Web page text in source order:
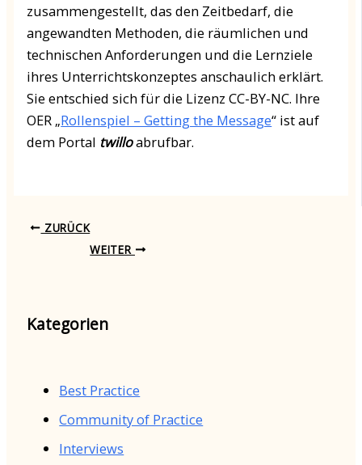
zusammengestellt, das den Zeitbedarf, die
angewandten Methoden, die räumlichen und
technischen Anforderungen und die Lernziele
ihres Unterrichtskonzeptes anschaulich erklärt.
Sie entschied sich für die Lizenz CC-BY-NC. Ihre
OER „Rollenspiel – Getting the Message“ ist auf
dem Portal twilloabrufbar.
ZURÜCK
WEITER
Kategorien
Best Practice
Community of Practice
Interviews